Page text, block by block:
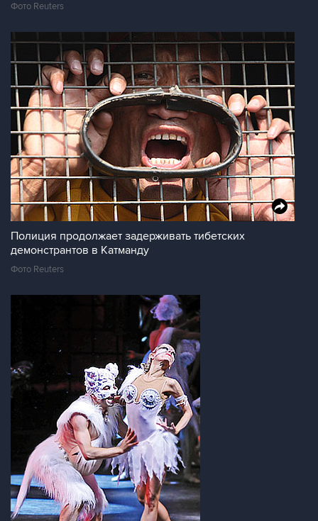
Фото Reuters
Полиция продолжает задерживать тибетских
демонстрантов в Катманду
Фото Reuters